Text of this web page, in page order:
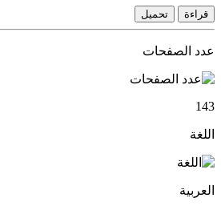
قراءة تحميل
عدد الصفحات
143
اللغة
العربية